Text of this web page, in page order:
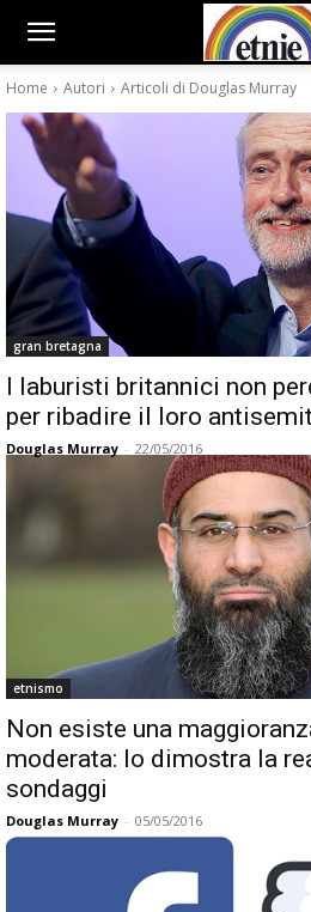
Home Autori Articoli di Douglas Murray
gran bretagna
I laburisti britannici non
per ribadire il loro
Douglas Murray - 22/05/2016
etnismo
Non esiste una
moderata: lo dimostra la
sondaggi
Douglas Murray - 05/05/2016